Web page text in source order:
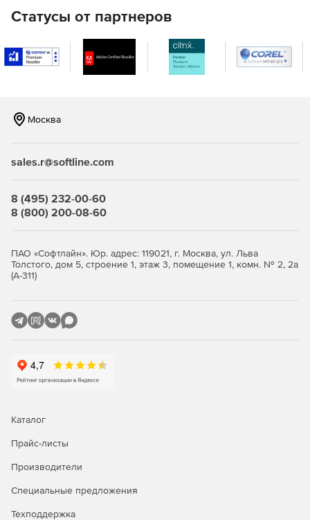
Настройки расчета и печати
Все настройки расчета и печати в одном месте.
Подсказки, объясняющие значение настроек.
Окно с сообщением о ходе выполнения операции
Все иконки в программе имеют подписи.
Итоги по разделу и смете всегда на экране.
ресурсный, ресурсно-индексный.
Фильтр (поиск) в смете и акте.
Окно «Акт выполненных работ»
Задание общего процента выполнения по всей смете
Статусы от партнеров
Москва
sales.r@softline.com
8 (495) 232-00-60
8 (800) 200-08-60
ПАО «Софтлайн». Юр. адрес: 119021, г. Москва, ул. Льва
Толстого, дом 5, строение 1, этаж 3, помещение 1, комн. № 2, 2а
(А-311)
Каталог
Прайс-листы
Производители
Специальные предложения
Техподдержка